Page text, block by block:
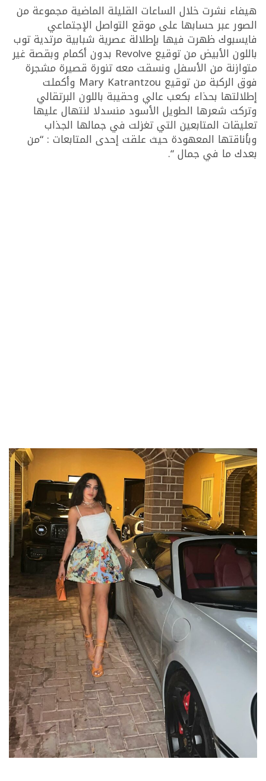
هيفاء نشرت خلال الساعات القليلة الماضية مجموعة من
الصور عبر حسابها على موقع التواصل الإجتماعي
فايسبوك ظهرت فيها بإطلالة عصرية شبابية مرتدية توب
باللون الأبيض من توقيع Revolve بدون أكمام وبقصة غير
متوازنة من الأسفل ونسقت معه تنورة قصيرة مشجرة
فوق الركبة من توقيع Mary Katrantzou وأكملت
إطلالتها بحذاء بكعب عالي وحقيبة باللون البرتقالي
وتركت شعرها الطويل الأسود منسدلا لنتهال عليها
تعليقات المتابعين التي تغزلت في جمالها الجذاب
وبأناقتها المعهودة حيث علقت إحدى المتابعات : “من
بعدك ما في جمال “.